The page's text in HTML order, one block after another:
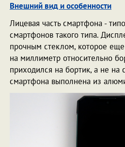
Внешний вид и особенности
Лицевая часть смартфона -
смартфонов такого типа.
прочным стеклом, которое
на миллиметр относительно
приходился на бортик, а не на
смартфона выполнена из